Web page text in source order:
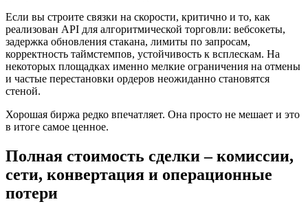
Если вы строите связки на скорости, критично и то, как
реализован API для алгоритмической торговли: вебсокеты,
задержка обновления стакана, лимиты по запросам,
корректность таймстемпов, устойчивость к всплескам. На
некоторых площадках именно мелкие ограничения на отмены
и частые перестановки ордеров неожиданно становятся
стеной.
Хорошая биржа редко впечатляет. Она просто не мешает и это
в итоге самое ценное.
Полная стоимость сделки – комиссии,
сети, конвертация и операционные
потери